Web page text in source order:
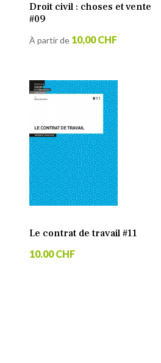
Droit civil : choses et vente
#09
À partir de 10,00 CHF
Le contrat de travail #11
10.00 CHF